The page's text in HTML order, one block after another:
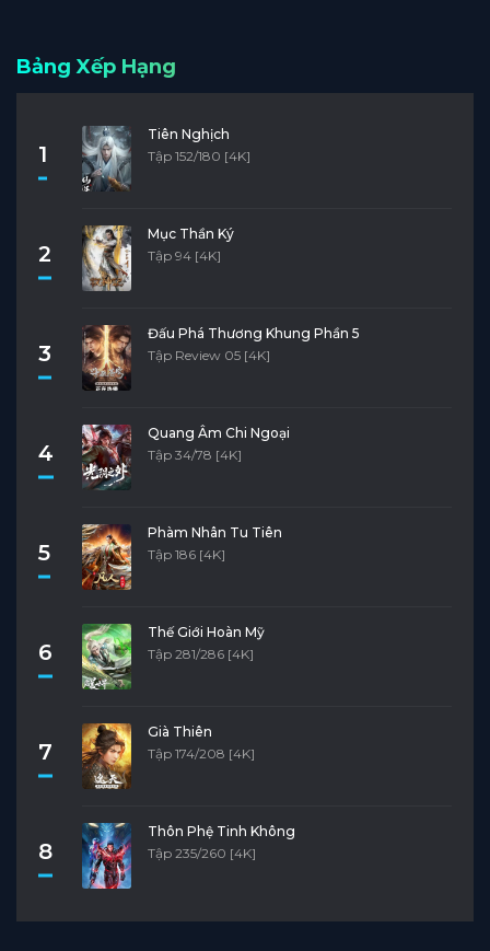
Bảng Xếp Hạng
1
Tiên Nghịch
Tập 152/180 [4K]
2
Mục Thần Ký
Tập 94 [4K]
3
Đấu Phá Thương Khung Phần 5
Tập Review 05 [4K]
4
Quang Âm Chi Ngoại
Tập 34/78 [4K]
5
Phàm Nhân Tu Tiên
Tập 186 [4K]
6
Thế Giới Hoàn Mỹ
Tập 281/286 [4K]
7
Già Thiên
Tập 174/208 [4K]
8
Thôn Phệ Tinh Không
Tập 235/260 [4K]